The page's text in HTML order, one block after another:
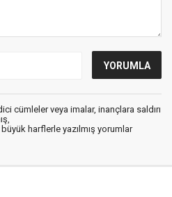
cümleler veya imalar, inançlara saldırı
harflerle yazılmış yorumlar